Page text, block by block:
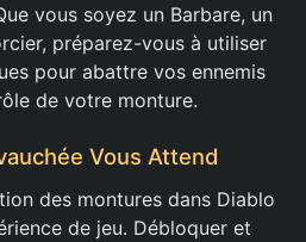
vous soyez un Barbare, un
préparez-vous à utiliser
pour abattre vos ennemis
de votre monture.
Vous Attend
des montures dans Diablo
de jeu. Débloquer et